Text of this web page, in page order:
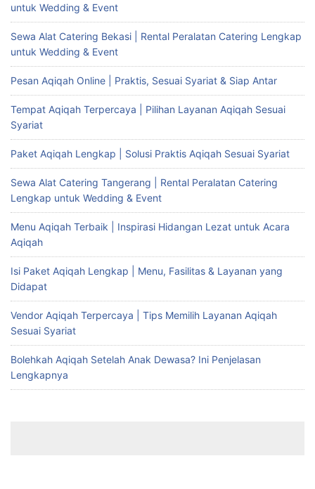
untuk Wedding & Event
Sewa Alat Catering Bekasi | Rental Peralatan Catering Lengkap
untuk Wedding & Event
Pesan Aqiqah Online | Praktis, Sesuai Syariat & Siap Antar
Tempat Aqiqah Terpercaya | Pilihan Layanan Aqiqah Sesuai
Syariat
Paket Aqiqah Lengkap | Solusi Praktis Aqiqah Sesuai Syariat
Sewa Alat Catering Tangerang | Rental Peralatan Catering
Lengkap untuk Wedding & Event
Menu Aqiqah Terbaik | Inspirasi Hidangan Lezat untuk Acara
Aqiqah
Isi Paket Aqiqah Lengkap | Menu, Fasilitas & Layanan yang
Didapat
Vendor Aqiqah Terpercaya | Tips Memilih Layanan Aqiqah
Sesuai Syariat
Bolehkah Aqiqah Setelah Anak Dewasa? Ini Penjelasan
Lengkapnya